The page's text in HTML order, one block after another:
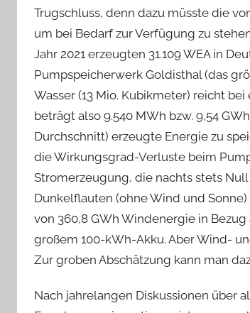
Trugschluss, denn dazu müsste die
um bei Bedarf zur Verfügung zu
Jahr 2021 erzeugten 31.109 WEA in
Pumpspeicherwerk Goldisthal (das
Wasser (13 Mio. Kubikmeter) reicht
beträgt also 9.540 MWh bzw. 9,54
Durchschnitt) erzeugte Energie zu
die Wirkungsgrad-Verluste beim
Stromerzeugung, die nachts stets
Dunkelflauten (ohne Wind und
von 360,8 GWh Windenergie in
großem 100-kWh-Akku. Aber Wind-
Zur groben Abschätzung kann man
Nach jahrelangen Diskussionen über